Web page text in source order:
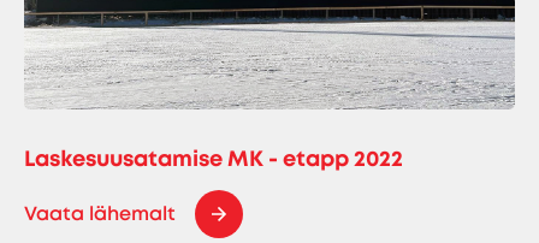
Laskesuusatamise MK - etapp 2022
Vaata lähemalt